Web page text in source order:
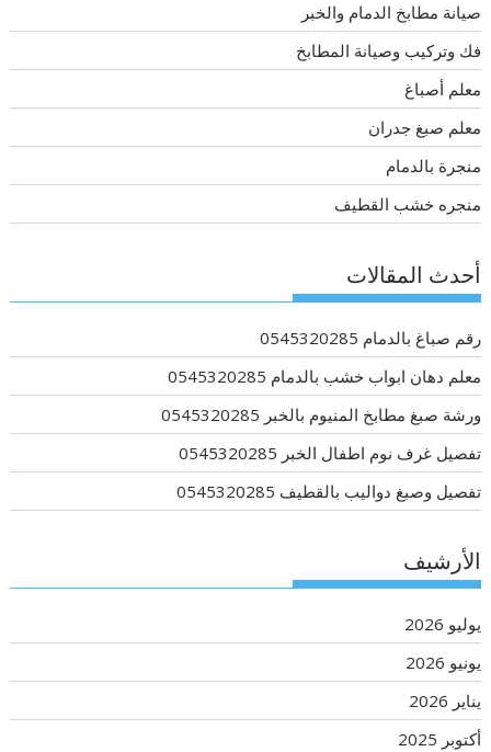
صيانة مطابخ الدمام والخبر
فك وتركيب وصيانة المطابخ
معلم أصباغ
معلم صبغ جدران
منجرة بالدمام
منجره خشب القطيف
أحدث المقالات
رقم صباغ بالدمام 0545320285
معلم دهان ابواب خشب بالدمام 0545320285
ورشة صبغ مطابخ المنيوم بالخبر 0545320285
تفصيل غرف نوم اطفال الخبر 0545320285
تفصيل وصبغ دواليب بالقطيف 0545320285
الأرشيف
يوليو 2026
يونيو 2026
يناير 2026
أكتوبر 2025